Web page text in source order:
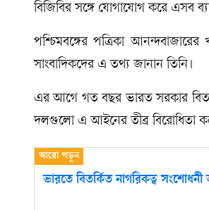
বিজিবির সঙ্গে যোগাযোগ করে এসব
পশ্চিমবঙ্গের পত্রিকা
সাংবাদিকদের এ তথ্য জানান তিনি।
এর আগে গত বছর ভারত সরকার
দলগুলো এ আইনের তীব্র বিরোধিতা
ভারতে বিতর্কিত নাগরিকত্ব